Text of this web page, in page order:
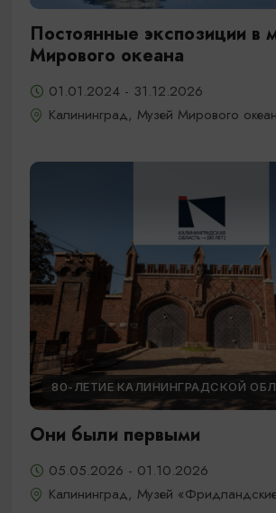
Постоянные экспозиции в
Мирового океана
01.01.2024 - 31.12.2026
Калининград, Музей Мирового
80-ЛЕТИЕ КАЛИНИНГРАДСКОЙ
Они были первыми
05.05.2026 - 01.10.2026
Калининград, Музей